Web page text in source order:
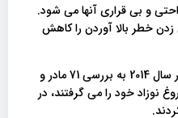
و بی قراری آنها می شود.
خطر بالا آوردن را کاهش
یک آزمایش کنترل شده تصادفی در سال 2014 به بررسی 71 مادر و
نوزاد خود را می گرفتند، در